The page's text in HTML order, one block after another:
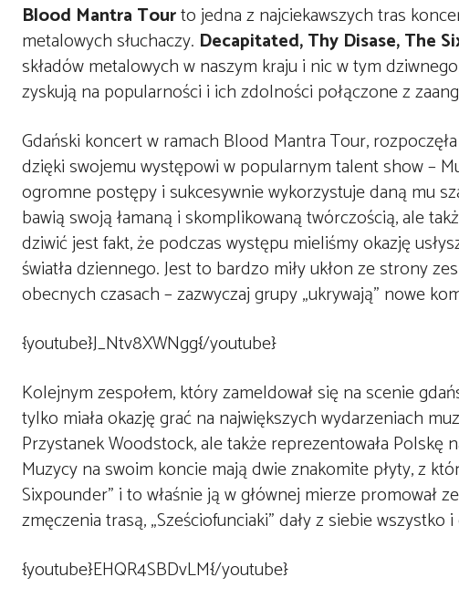
Blood Mantra Tourto jedna z najciekawszych tras
metalowych słuchaczy. Decapitated, Thy Disase, The
składów metalowych w naszym kraju i nic w tym
zyskują na popularności i ich zdolności połączone z
Gdański koncert w ramach Blood Mantra Tour,
dzięki swojemu występowi w popularnym talent show –
ogromne postępy i sukcesywnie wykorzystuje daną mu
bawią swoją łamaną i skomplikowaną twórczością, ale
dziwić jest fakt, że podczas występu mieliśmy okazję
światła dziennego. Jest to bardzo miły ukłon ze strony
obecnych czasach – zazwyczaj grupy „ukrywają” nowe
{youtube}J_Ntv8XWNgg{/youtube}
Kolejnym zespołem, który zameldował się na scenie
tylko miała okazję grać na największych wydarzeniach
Przystanek Woodstock, ale także reprezentowała
Muzycy na swoim koncie mają dwie znakomite płyty, z
Sixpounder” i to właśnie ją w głównej mierze promował
zmęczenia trasą, „Sześciofunciaki” dały z siebie
{youtube}EHQR4SBDvLM{/youtube}